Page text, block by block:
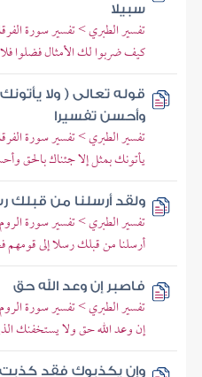
سبيلا
تفسير الطبري > تفسير سورة
كيف ضربوا لك الأمثال فضلوا
قوله تعالى ( ولا
وأحسن تفسيرا
تفسير الطبري > تفسير سورة
يأتونك بمثل إلا جئناك بالحق
ولقد أرسلنا من قبلك
تفسير الطبري > تفسير سورة
أرسلنا من قبلك رسلا إلى قومهم
فاصبر إن وعد الله حق
تفسير الطبري > تفسير سورة
إن وعد الله حق ولا يستخفنك
وإن يكذبوك فقد